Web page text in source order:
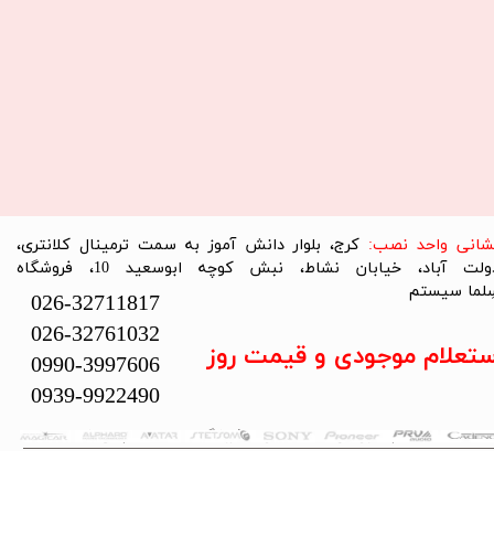
تمام حقوق این سایت متعلق به فروشگاه سلما سیستم می‌باشد.
واحد نصب: کرج، بلوار دانش آموز به سمت ترمینال کلانتری،
دولت آباد، خیابان نشاط، نبش کوچه ابوسعید 10، فروشگاه
سیستم​​​​​​​
026-32711817
026-32761032
0990-3997606
0939-9922490
موجودی و قیمت روز